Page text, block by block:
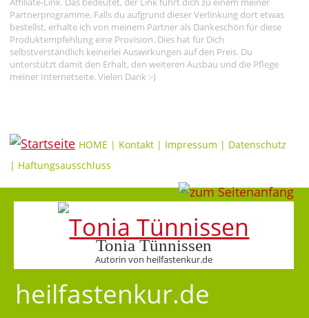
Partnerprogramme. Falls du aufgrund dieser Verlinkung dort etwas
bestellst, erhalte ich von meinem Partner als Dankeschön für diese
Produktempfehlung eine Provision. Dies hat für Dich
selbstverständlich keinerlei Auswirkungen auf den Preis. Du
unterstützt damit den Erhalt, den weiteren Ausbau und die Pflege
meiner Internetseite. Vielen Dank :-)
HOME | Kontakt | Impressum | Datenschutz
| Haftungsausschluss
Tonia Tünnissen
Autorin von heilfastenkur.de
heilfastenkur.de